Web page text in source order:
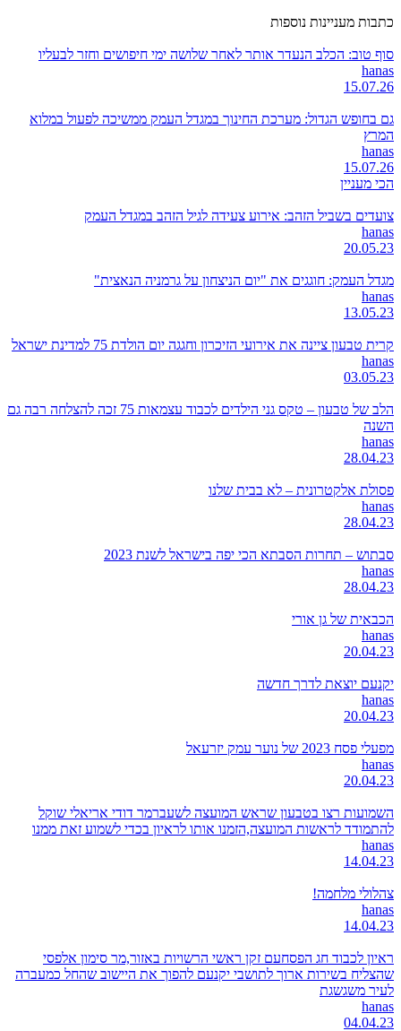
כתבות מעניינות נוספות
סוף טוב: הכלב הנעדר אותר לאחר שלושה ימי חיפושים וחזר לבעליו
hanas
15.07.26
גם בחופש הגדול: מערכת החינוך במגדל העמק ממשיכה לפעול במלוא
המרץ
hanas
15.07.26
הכי מעניין
צועדים בשביל הזהב: אירוע צעידה לגיל הזהב במגדל העמק
hanas
20.05.23
מגדל העמק: חוגגים את "יום הניצחון על גרמניה הנאצית"
hanas
13.05.23
קרית טבעון ציינה את אירועי הזיכרון וחגגה יום הולדת 75 למדינת ישראל
hanas
03.05.23
הלב של טבעון – טקס גני הילדים לכבוד עצמאות 75 זכה להצלחה רבה גם
השנה
hanas
28.04.23
פסולת אלקטרונית – לא בבית שלנו
hanas
28.04.23
סבתוש – תחרות הסבתא הכי יפה בישראל לשנת 2023
hanas
28.04.23
הכבאית של גן אורי
hanas
20.04.23
יקנעם יוצאת לדרך חדשה
hanas
20.04.23
מפעלי פסח 2023 של נוער עמק יזרעאל
hanas
20.04.23
השמועות רצו בטבעון שראש המועצה לשעברמר דודי אריאלי שוקל
להתמודד לראשות המועצה,הזמנו אותו לראיון בכדי לשמוע זאת ממנו
hanas
14.04.23
צהלולי מלחמה!
hanas
14.04.23
ראיון לכבוד חג הפסחעם זקן ראשי הרשויות באזור,מר סימון אלפסי
שהצליח בשירות ארוך לתושבי יקנעם להפוך את היישוב שהחל כמעברה
לעיר משגשגת
hanas
04.04.23